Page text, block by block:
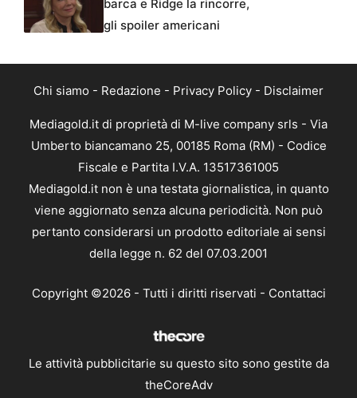
barca e Ridge la rincorre,
gli spoiler americani
Chi siamo - Redazione - Privacy Policy - Disclaimer
Mediagold.it di proprietà di M-live company srls - Via
Umberto biancamano 25, 00185 Roma (RM) - Codice
Fiscale e Partita I.V.A. 13517361005
Mediagold.it non è una testata giornalistica, in quanto
viene aggiornato senza alcuna periodicità. Non può
pertanto considerarsi un prodotto editoriale ai sensi
della legge n. 62 del 07.03.2001
Copyright ©2026 - Tutti i diritti riservati - Contattaci
Le attività pubblicitarie su questo sito sono gestite da
theCoreAdv